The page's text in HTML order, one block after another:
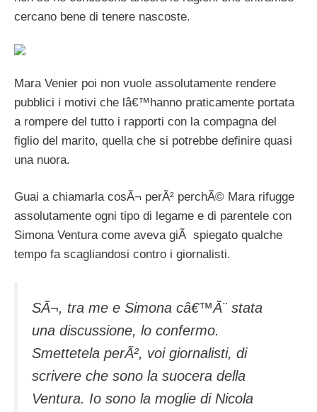
cercano bene di tenere nascoste.
Mara Venier poi non vuole assolutamente rendere
pubblici i motivi che lâ€™hanno praticamente portata
a rompere del tutto i rapporti con la compagna del
figlio del marito, quella che si potrebbe definire quasi
una nuora.
Guai a chiamarla cosÃ¬ perÃ² perchÃ© Mara rifugge
assolutamente ogni tipo di legame e di parentele con
Simona Ventura come aveva giÃ spiegato qualche
tempo fa scagliandosi contro i giornalisti.
SÃ¬, tra me e Simona câ€™Ã¨ stata
una discussione, lo confermo.
Smettetela perÃ², voi giornalisti, di
scrivere che sono la suocera della
Ventura. Io sono la moglie di Nicola